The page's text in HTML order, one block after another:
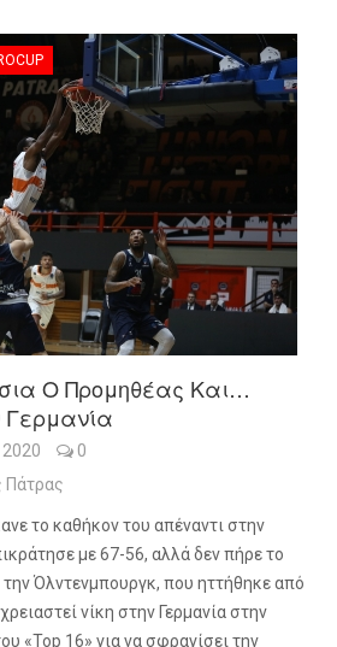
Ο Προμηθέας Και…
Γερμανία
0
Πάτρας
το καθήκον του απέναντι στην
με 67-56, αλλά δεν πήρε το
Όλντενμπουργκ, που ηττήθηκε από
νίκη στην Γερμανία στην
«Top 16» για να σφραγίσει την